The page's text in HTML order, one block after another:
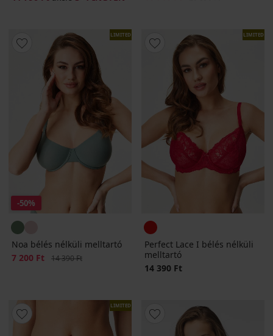
LIMITED
-50%
Noa bélés nélküli melltartó
Kedvezmény
7 200 Ft Eredeti ár
14 390 Ft
LIMITED
Perfect Lace I bélés nélküli
melltartó
14 390 Ft
LIMITED